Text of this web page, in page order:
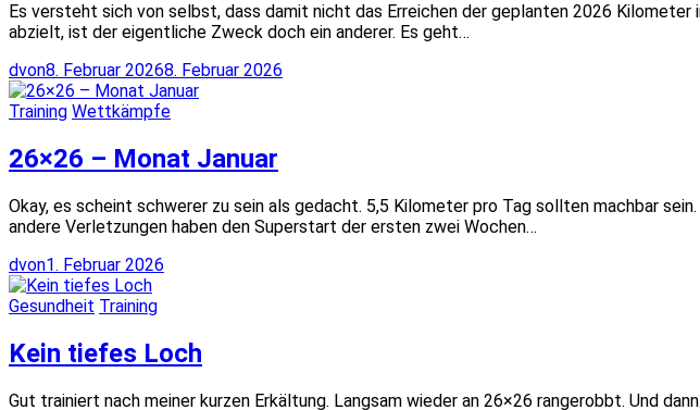
Es versteht sich von selbst, dass damit nicht das Erreichen der geplanten 2026
abzielt, ist der eigentliche Zweck doch ein anderer. Es geht…
dvon8. Februar 20268. Februar 2026
Training Wettkämpfe
26×26 – Monat Januar
Okay, es scheint schwerer zu sein als gedacht. 5,5 Kilometer pro Tag sollten machbar
andere Verletzungen haben den Superstart der ersten zwei Wochen…
dvon1. Februar 2026
Gesundheit Training
Kein tiefes Loch
Gut trainiert nach meiner kurzen Erkältung. Langsam wieder an 26×26 rangerobbt. Und